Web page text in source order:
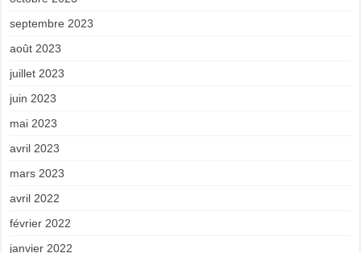
septembre 2023
août 2023
juillet 2023
juin 2023
mai 2023
avril 2023
mars 2023
avril 2022
février 2022
janvier 2022